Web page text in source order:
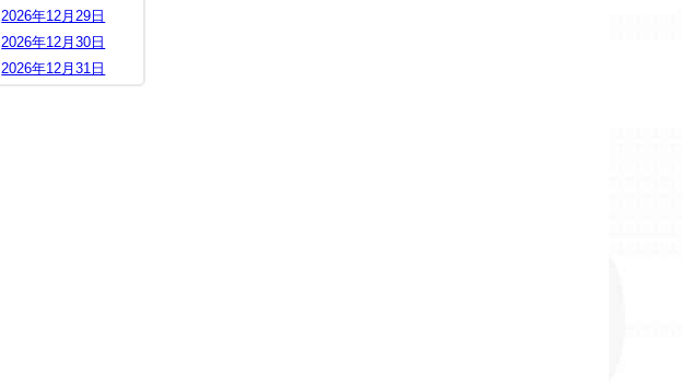
2026年12月29日
2026年12月30日
2026年12月31日